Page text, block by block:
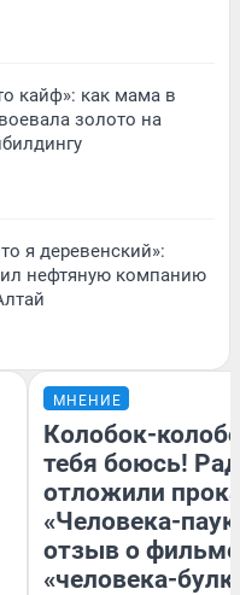
кайф»: как мама в
золото на
я деревенский»:
нефтяную компанию
МНЕНИЕ
Колобок-
тебя боюсь!
отложили
«Человека-
отзыв о
«человека-